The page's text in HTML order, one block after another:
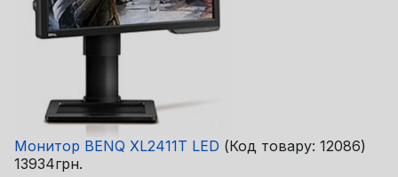
Монитор BENQ XL2411T LED (Код товару: 12086)
13934грн.